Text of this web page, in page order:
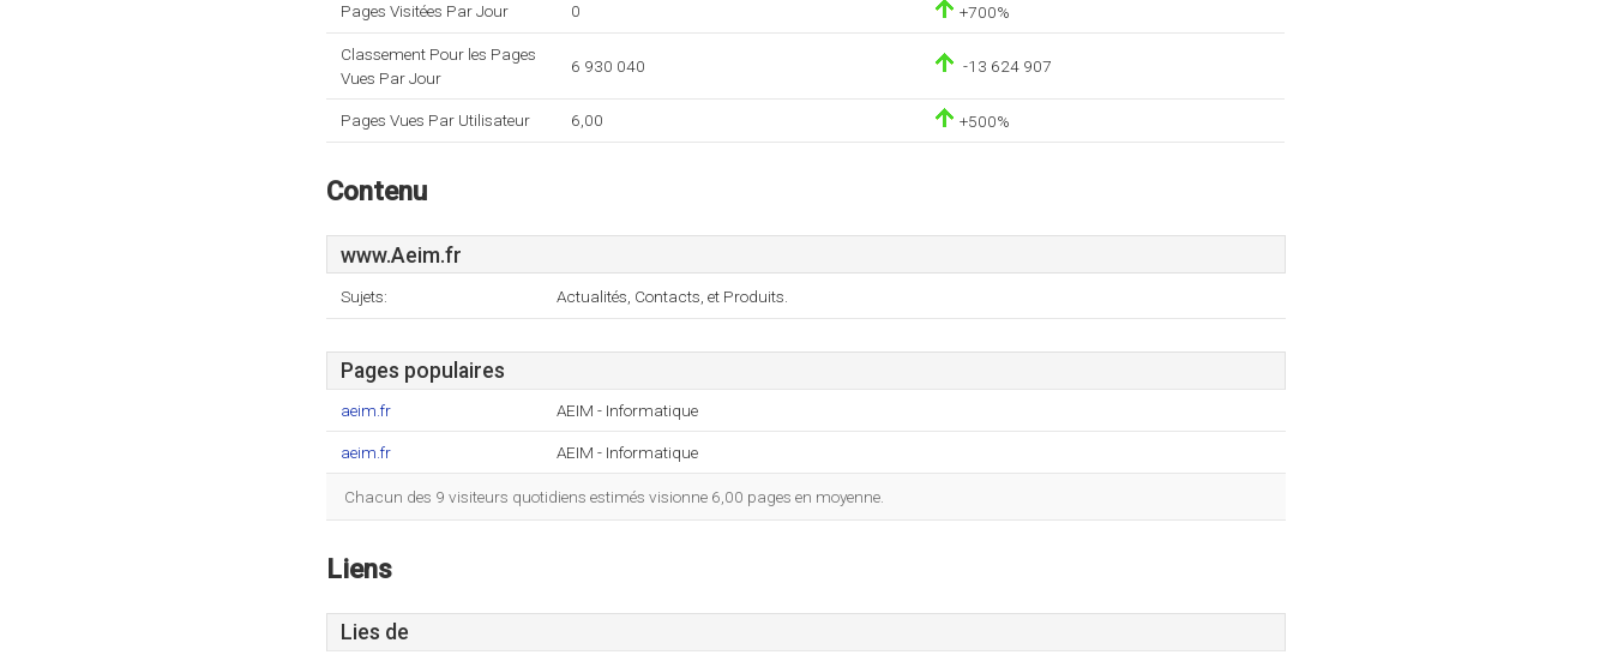
Pages Visitées Par Jour 0 +700%
Classement Pour les Pages
Vues Par Jour
6 930 040 -13 624 907
Pages Vues Par Utilisateur 6,00 +500%
Contenu
www.Aeim.fr
Sujets: Actualités, Contacts, et Produits.
Pages populaires
aeim.fr AEIM - Informatique
aeim.fr AEIM - Informatique
Chacun des 9 visiteurs quotidiens estimés visionne 6,00 pages en moyenne.
Liens
Lies de